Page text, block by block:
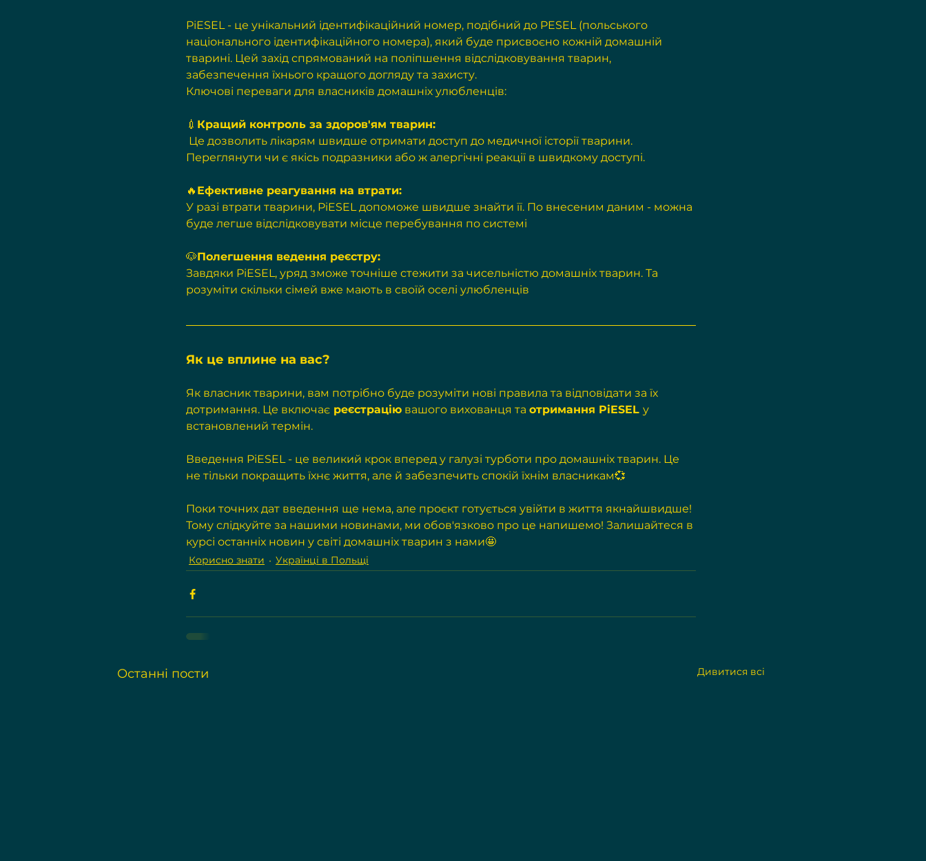
PiESEL - це унікальний ідентифікаційний номер, подібний до PESEL (польського
національного ідентифікаційного номера), який буде присвоєно кожній домашній
тварині. Цей захід спрямований на поліпшення відслідковування тварин,
забезпечення їхнього кращого догляду та захисту.
Ключові переваги для власників домашніх улюбленців:
💉 Кращий контроль за здоров'ям тварин:
Переглянути чи є якісь подразники або ж алергічні реакції в швидкому доступі.
🔥 Ефективне реагування на втрати:
У разі втрати тварини, PiESEL допоможе швидше знайти її. По внесеним даним - можна
буде легше відслідковувати місце перебування по системі
🐶Полегшення ведення реєстру:
Завдяки PiESEL, уряд зможе точніше стежити за чисельністю домашніх тварин. Та
розуміти скільки сімей вже мають в своїй оселі улюбленців
Як це вплине на вас?
Як власник тварини, вам потрібно буде розуміти нові правила та відповідати за їх
дотримання. Це включає реєстрацію вашого вихованця та отримання PiESEL у
встановлений термін.
Введення PiESEL - це великий крок вперед у галузі турботи про домашніх тварин. Це
не тільки покращить їхнє життя, але й забезпечить спокій їхнім власникам💞
Поки точних дат введення ще нема, але проєкт готується увійти в життя якнайшвидше!
Тому слідкуйте за нашими новинами, ми обов'язково про це напишемо! Залишайтеся в
курсі останніх новин у світі домашніх тварин з нами🤩
Корисно знати Українці в Польщі
Останні пости Дивитися всі